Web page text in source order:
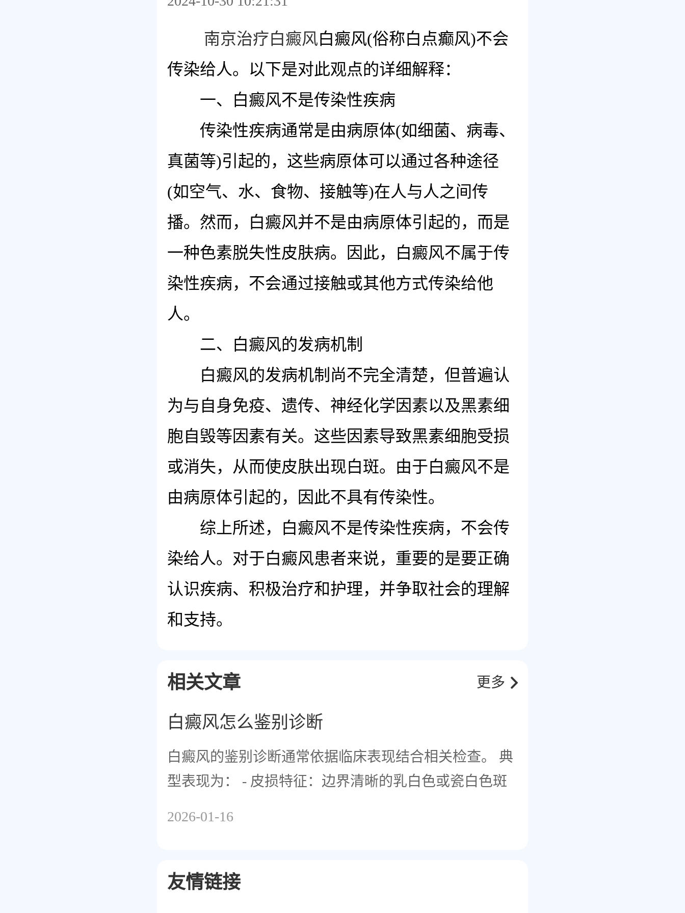
南京治疗白癜风白癜风(俗称白点癫风)不会
传染给人。以下是对此观点的详细解释：
一、白癜风不是传染性疾病
传染性疾病通常是由病原体(如细菌、病毒、
真菌等)引起的，这些病原体可以通过各种途径
(如空气、水、食物、接触等)在人与人之间传
播。然而，白癜风并不是由病原体引起的，而是
一种色素脱失性皮肤病。因此，白癜风不属于传
染性疾病，不会通过接触或其他方式传染给他
人。
二、白癜风的发病机制
白癜风的发病机制尚不完全清楚，但普遍认
为与自身免疫、遗传、神经化学因素以及黑素细
胞自毁等因素有关。这些因素导致黑素细胞受损
或消失，从而使皮肤出现白斑。由于白癜风不是
由病原体引起的，因此不具有传染性。
综上所述，白癜风不是传染性疾病，不会传
染给人。对于白癜风患者来说，重要的是要正确
认识疾病、积极治疗和护理，并争取社会的理解
和支持。
相关文章 更多
白癜风怎么鉴别诊断
白癜风的鉴别诊断通常依据临床表现结合相关检查。 典
型表现为： - 皮损特征：边界清晰的乳白色或瓷白色斑
2026-01-16
友情链接